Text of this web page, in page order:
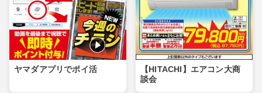
ヤマダアプリでポイ活
【HITACHI】エアコン大商
談会